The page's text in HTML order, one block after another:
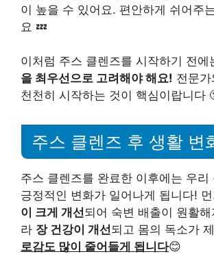
이 높을 수 있어요. 편안하게 쉬어주
요 💤
이처럼 주스 클렌즈를 시작하기 전에
을 최우선으로 고려해야 해요! 전문
천천히 시작하는 것이 핵심이랍니다
주스 클렌즈 후 생활 변
주스 클렌즈를 완료한 이후에는 우리
긍정적인 변화가 일어나게 됩니다!
이 크게 개선되어 숙변 배출이 원활
라 장 건강이 개선되고 몸의 독소가
로감도 많이 줄어들게 됩니다😊